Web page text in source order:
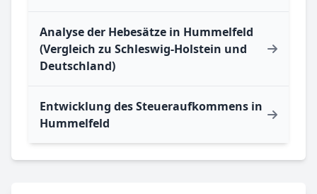
Analyse der Hebesätze in Hummelfeld
(Vergleich zu Schleswig-Holstein und
Deutschland)
Entwicklung des Steueraufkommens in
Hummelfeld